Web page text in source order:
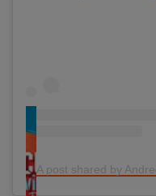
A post shared by